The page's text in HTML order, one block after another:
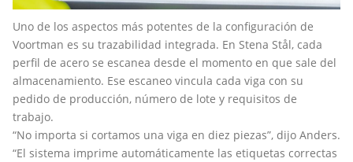
Uno de los aspectos más potentes de la configuración de
Voortman es su trazabilidad integrada. En Stena Stål, cada
perfil de acero se escanea desde el momento en que sale del
almacenamiento. Ese escaneo vincula cada viga con su
pedido de producción, número de lote y requisitos de
trabajo.
“No importa si cortamos una viga en diez piezas”, dijo Anders.
“El sistema imprime automáticamente las etiquetas correctas